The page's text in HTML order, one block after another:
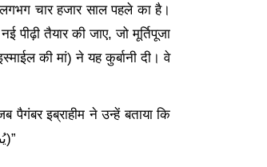
चार हजार साल पहले का है।
तैयार की जाए, जो मूर्तिपूजा
की मां) ने यह कुर्बानी दी। वे
इब्राहीम ने उन्हें बताया कि
)”